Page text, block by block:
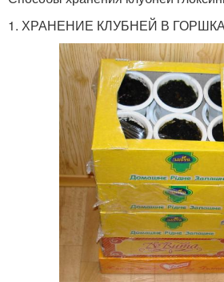
1. ХРАНЕНИЕ КЛУБНЕЙ В